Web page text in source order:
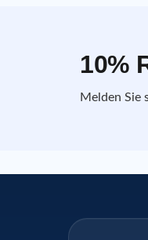
10%
Melden Sie